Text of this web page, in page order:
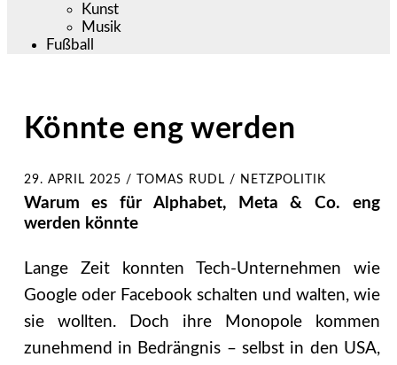
Kunst
Musik
Fußball
Könnte eng werden
29. APRIL 2025 / TOMAS RUDL / NETZPOLITIK
Warum es für Alphabet, Meta & Co. eng
werden könnte
Lange Zeit konnten Tech-Unternehmen wie
Google oder Facebook schalten und walten, wie
sie wollten. Doch ihre Monopole kommen
zunehmend in Bedrängnis – selbst in den USA,